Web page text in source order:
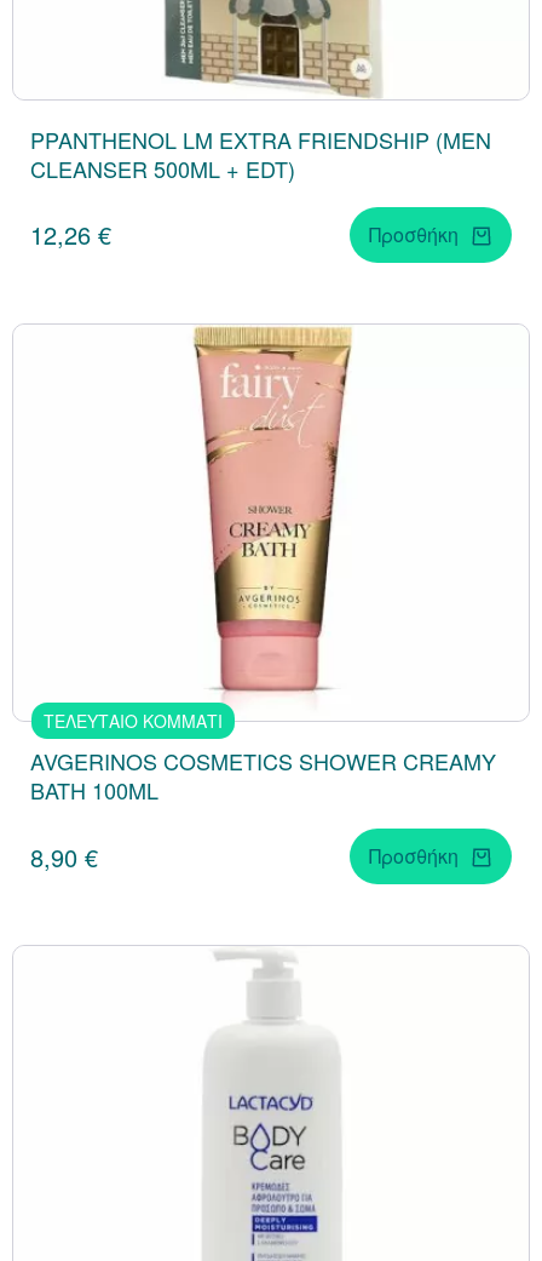
PPANTHENOL LM EXTRA FRIENDSHIP (MEN
CLEANSER 500ML + EDT)
12,26 € Προσθήκη
ΤΕΛΕΥΤΑΙΟ ΚΟΜΜΑΤΙ
AVGERINOS COSMETICS SHOWER CREAMY
BATH 100ML
8,90 € Προσθήκη